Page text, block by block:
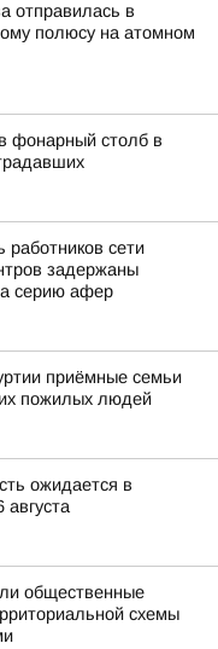
отправилась в
полюсу на атомном
фонарный столб в
работников сети
задержаны
серию афер
приёмные семьи
пожилых людей
ожидается в
августа
общественные
схемы